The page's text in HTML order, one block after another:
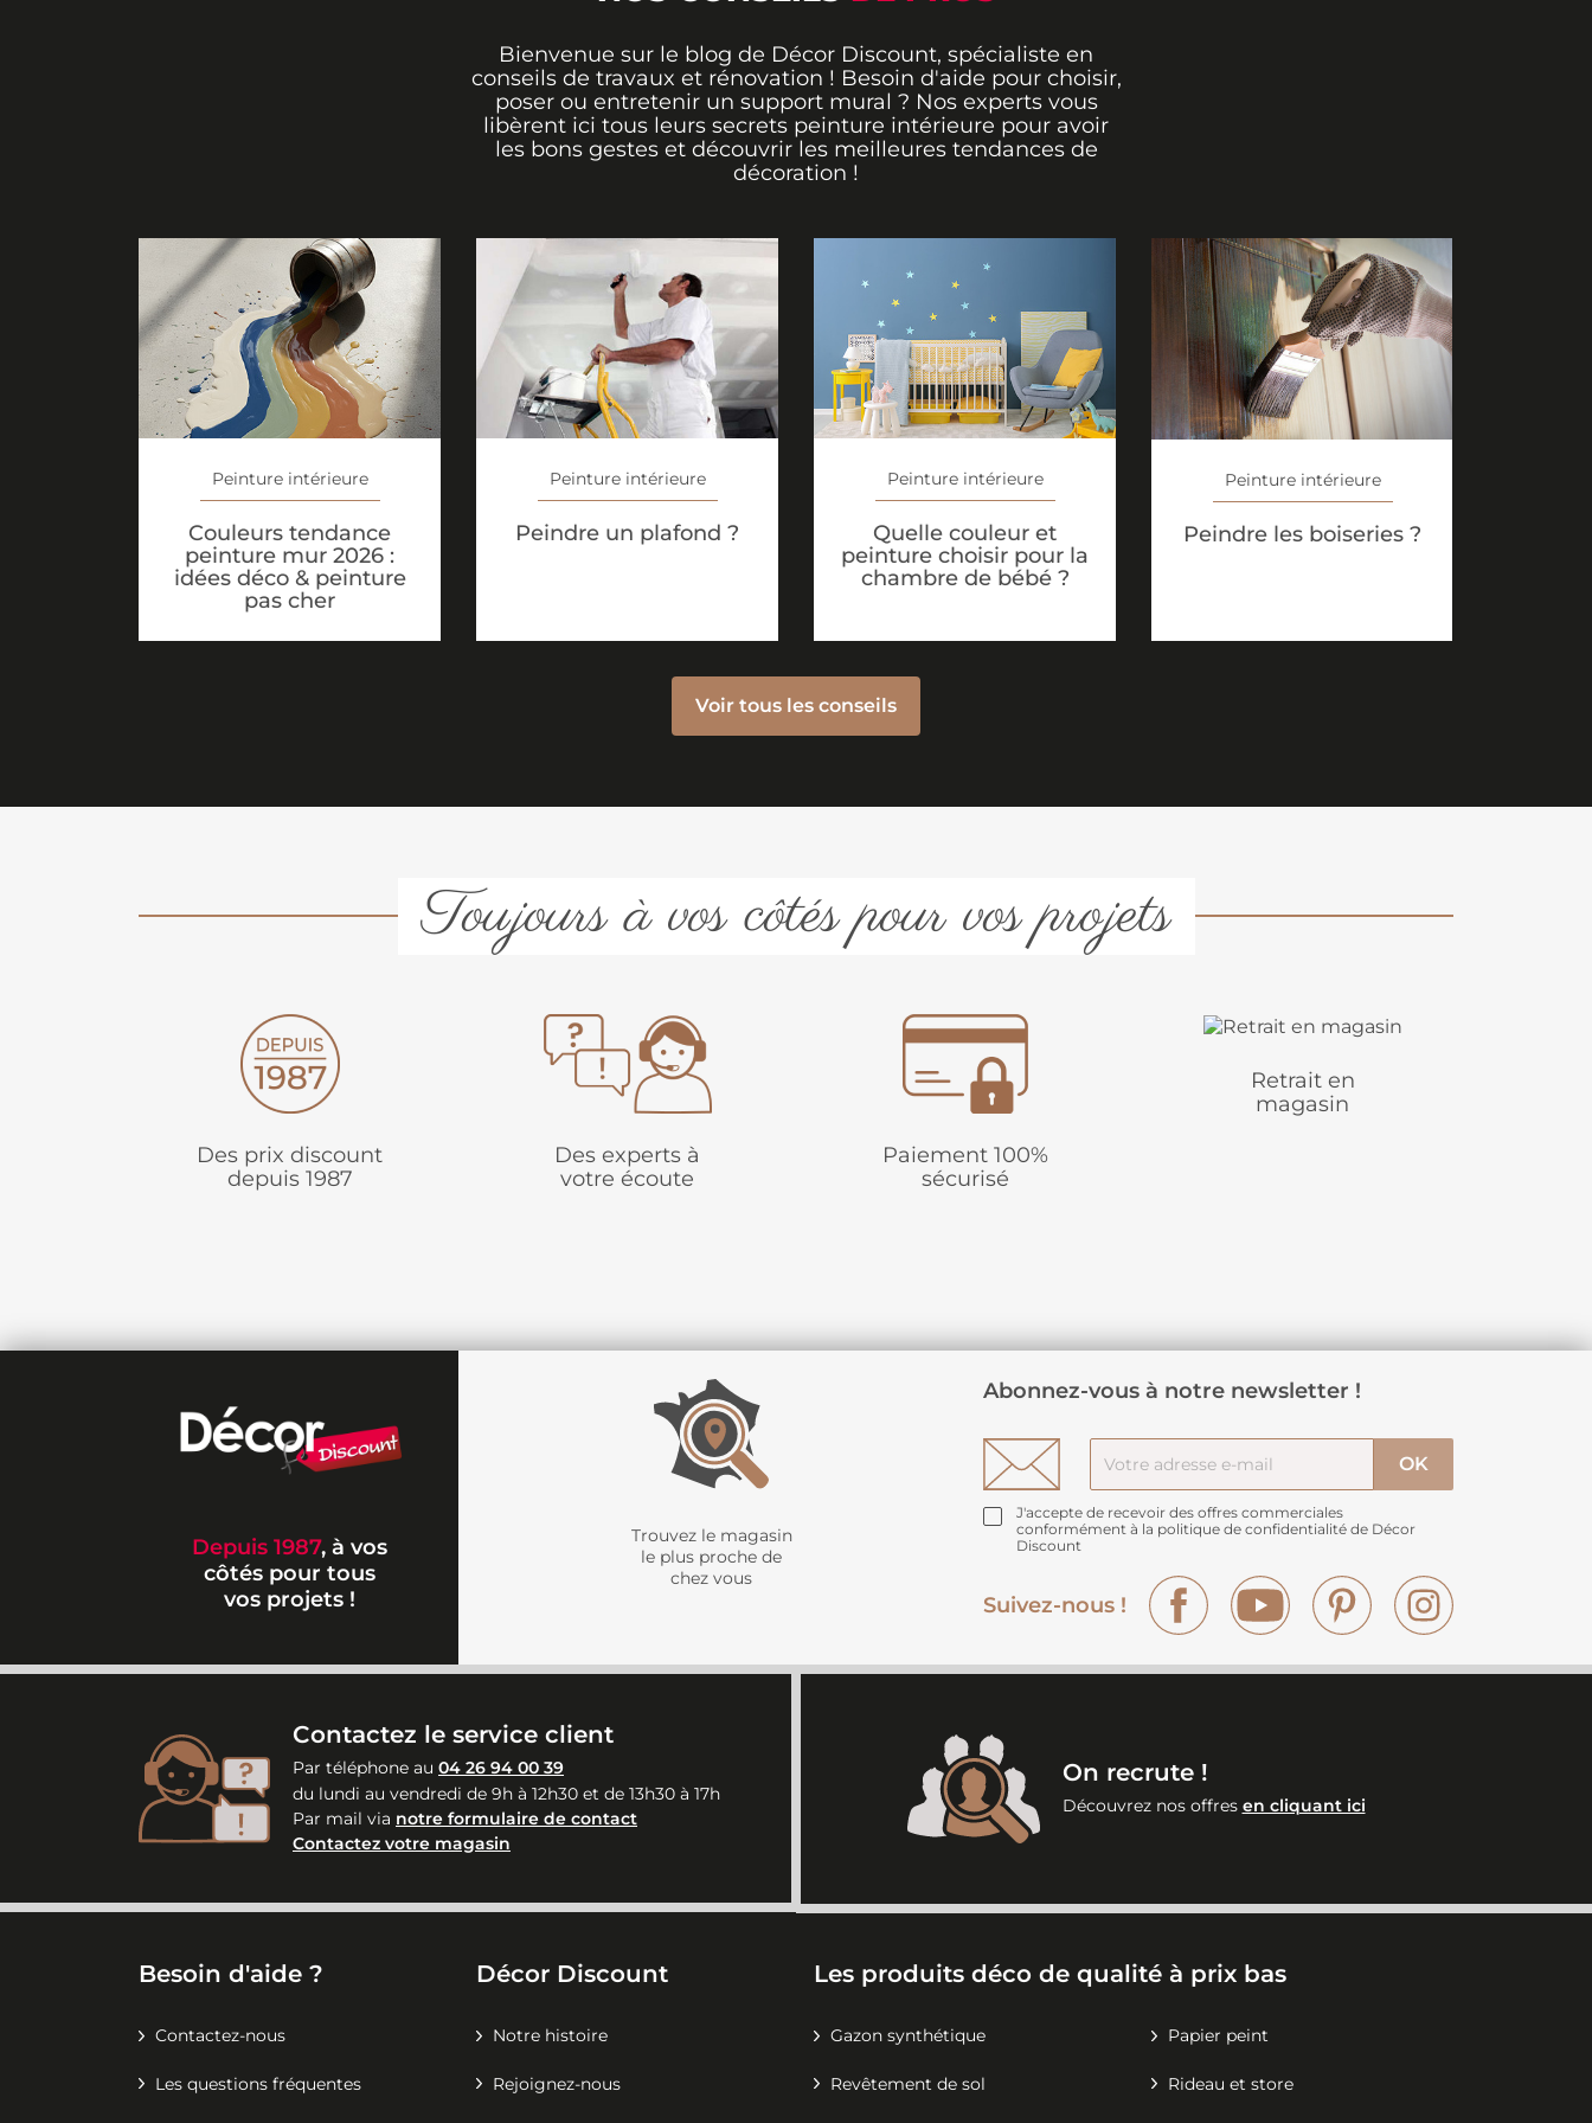
Bienvenue sur le blog de Décor Discount, spécialiste en
conseils de travaux et rénovation ! Besoin d'aide pour choisir,
poser ou entretenir un support mural ? Nos experts vous
libèrent ici tous leurs secrets peinture intérieure pour avoir
les bons gestes et découvrir les meilleures tendances de
décoration !
Peinture intérieure
Couleurs tendance
peinture mur 2026 :
idées déco & peinture
pas cher
Peinture intérieure
Peindre un plafond ?
Peinture intérieure
Quelle couleur et
peinture choisir pour la
chambre de bébé ?
Peinture intérieure
Peindre les boiseries ?
Voir tous les conseils
Toujours à vos côtés pour vos projets
Des prix discount
depuis 1987
Des experts à
votre écoute
Paiement 100%
sécurisé
Retrait en
magasin
Depuis 1987, à vos
côtés pour tous
vos projets !
Trouvez le magasin
le plus proche de
chez vous
Abonnez-vous à notre newsletter !
J'accepte de recevoir des offres commerciales
conformément à la politique de confidentialité de Décor
Discount
Suivez-nous !
Facebook YouTube Pinterest
Contactez le service client
Par téléphone au 04 26 94 00 39
du lundi au vendredi de 9h à 12h30 et de 13h30 à 17h
Par mail via notre formulaire de contact
Contactez votre magasin
On recrute !
Découvrez nos offres en cliquant ici
Besoin d'aide ?
Contactez-nous
Les questions fréquentes
Décor Discount
Notre histoire
Rejoignez-nous
Les produits déco de qualité à prix bas
Gazon synthétique Papier peint
Revêtement de sol Rideau et store